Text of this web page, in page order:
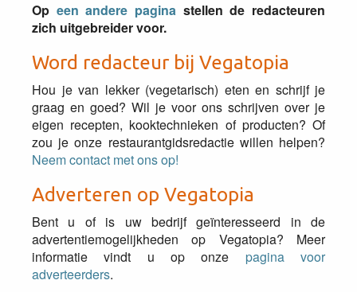
Op een andere pagina stellen de redacteuren
zich uitgebreider voor.
Word redacteur bij Vegatopia
Hou je van lekker (vegetarisch) eten en schrijf je
graag en goed? Wil je voor ons schrijven over je
eigen recepten, kooktechnieken of producten? Of
zou je onze restaurantgidsredactie willen helpen?
Neem contact met ons op!
Adverteren op Vegatopia
Bent u of is uw bedrijf geïnteresseerd in de
advertentiemogelijkheden op Vegatopia? Meer
informatie vindt u op onze pagina voor
adverteerders.